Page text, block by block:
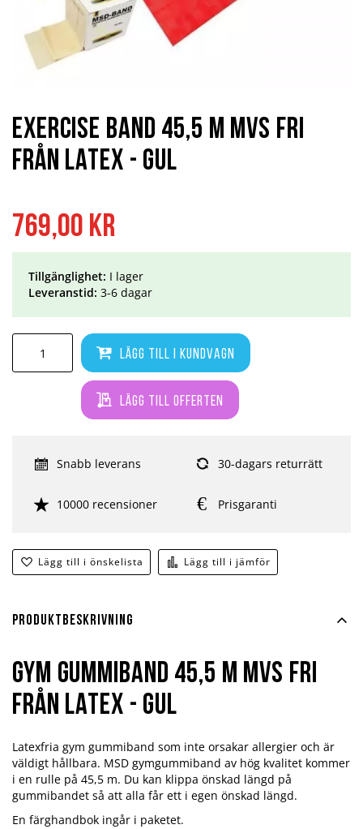
769,00 kr
Lägg till i kundvagn
Lägg till offerten
Lägg till i önskelista Lägg till i jämför
Tillgänglighet: I lager
Leveranstid: 3-6 dagar
Snabb leverans 30-dagars returrätt
10000 recensioner Prisgaranti
Exercise Band 45,5 m MVS Fri
från Latex - Gul
början
av
bildgalleriet
Produktbeskrivning
Gym Gummiband 45,5 m MVS Fri
från Latex - Gul
Latexfria gym gummiband som inte orsakar allergier och är
väldigt hållbara. MSD gymgummiband av hög kvalitet kommer
i en rulle på 45,5 m. Du kan klippa önskad längd på
gummibandet så att alla får ett i egen önskad längd.
En färghandbok ingår i paketet.